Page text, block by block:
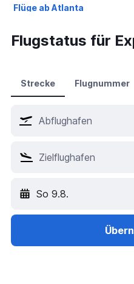
Flüge ab Atlanta
Flugstatus für
Strecke Flugnummer
So 9.8.